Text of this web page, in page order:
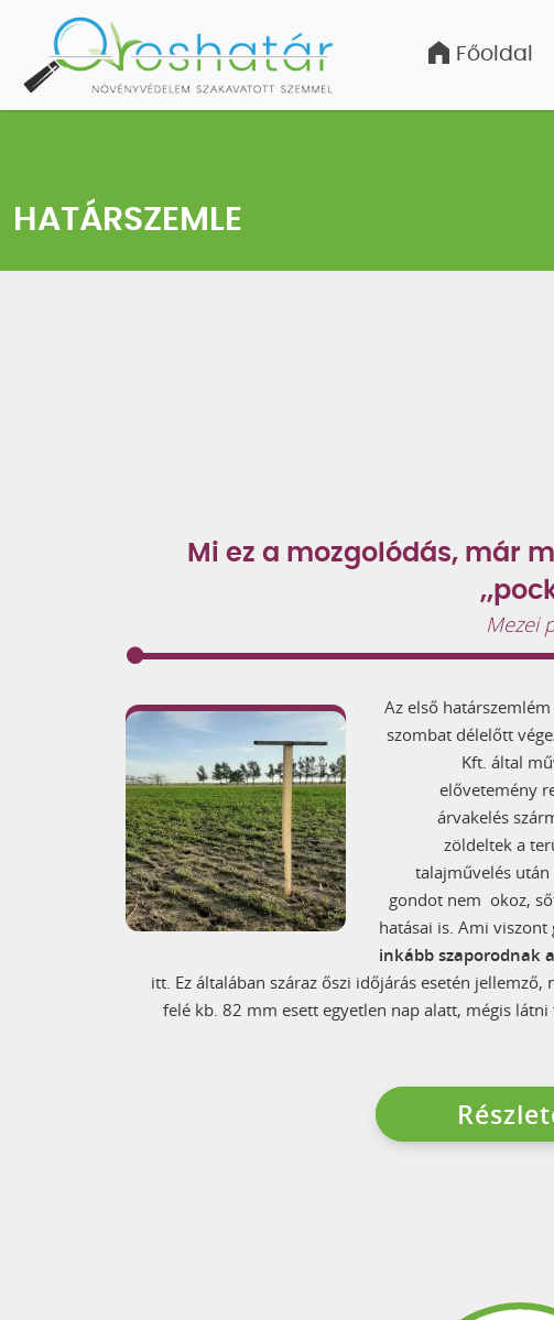
Főoldal
HATÁRSZEMLE
Mi ez a mozgolódás, már
Mezei
Az első
szombat délelőtt
Kft. által
elővetemény
árvakelés
zöldeltek a
talajművelés után
gondot nem okoz,
hatásai is. Ami viszont
inkább szaporodnak
itt. Ez általában száraz őszi időjárás esetén jellemző,
felé kb. 82 mm esett egyetlen nap alatt, mégis